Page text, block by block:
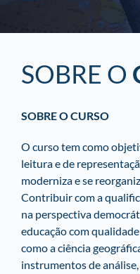
SOBRE O
SOBRE O CURSO
O curso tem como
leitura e de
moderniza e se
Contribuir com a
na perspectiva
educação com
como a ciência
instrumentos de